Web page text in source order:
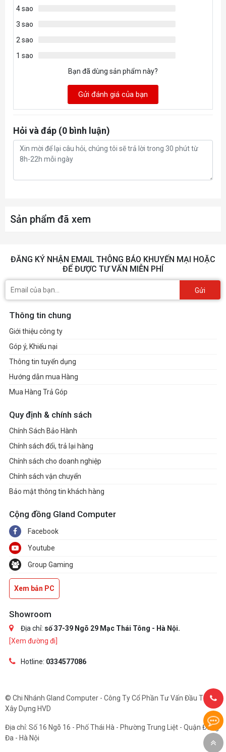
4 sao
3 sao
2 sao
1 sao
Bạn đã dùng sản phẩm này?
Gửi đánh giá của bạn
Hỏi và đáp (0 bình luận)
Sản phẩm đã xem
ĐĂNG KÝ NHẬN EMAIL THÔNG BÁO KHUYẾN MẠI HOẶC
ĐỂ ĐƯỢC TƯ VẤN MIỄN PHÍ
Gửi
Thông tin chung
Giới thiệu công ty
Góp ý, Khiếu nại
Thông tin tuyển dụng
Hướng dẫn mua Hàng
Mua Hàng Trả Góp
Quy định & chính sách
Chính Sách Bảo Hành
Chính sách đổi, trả lại hàng
Chính sách cho doanh nghiệp
Chính sách vận chuyển
Bảo mật thông tin khách hàng
Cộng đồng Gland Computer
Facebook
Youtube
Group Gaming
Xem bản PC
Showroom
Địa chỉ: số 37-39 Ngõ 29 Mạc Thái Tông - Hà Nội.
[Xem đường đi]
Hotline: 0334577086
© Chi Nhánh Gland Computer - Công Ty Cổ Phần Tư Vấn Đầu Tư Và
Xây Dựng HVD
Địa chỉ: Số 16 Ngõ 16 - Phố Thái Hà - Phường Trung Liệt - Quận Đống
Đa - Hà Nội